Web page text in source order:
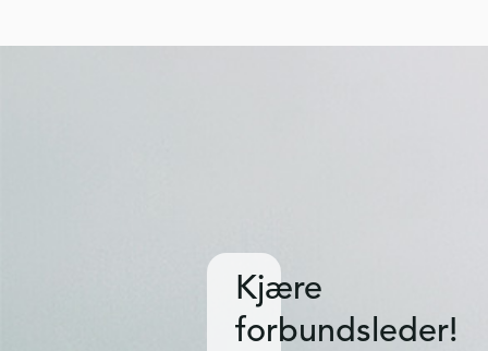
Kjære
forbundsleder!